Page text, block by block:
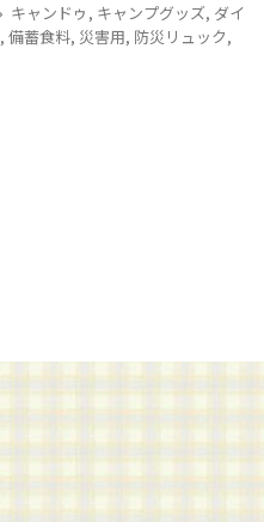
キャンドゥ , キャンプグッズ, ダイ
, 備蓄食料, 災害用, 防災リュック,